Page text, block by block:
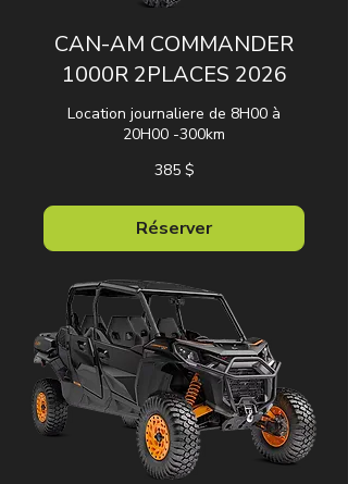
CAN-AM COMMANDER
1000R 2PLACES 2026
Location journaliere de 8H00 à
20H00 -300km
385 $
Réserver